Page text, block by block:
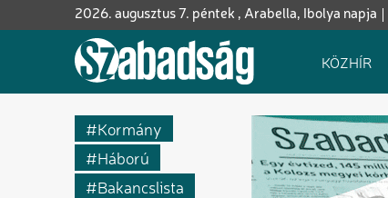
a
2026. augusztus 7. péntek , Arabella, Ibolya napja
Fő
KÖZHÍR
Kormány
Háború
Bakancslista